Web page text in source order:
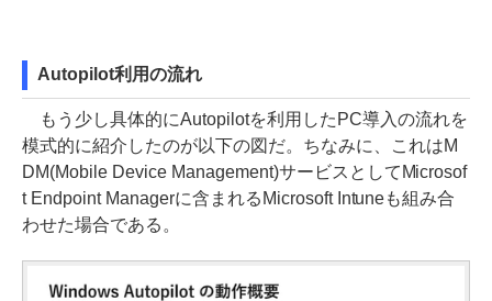
Autopilot利用の流れ
もう少し具体的にAutopilotを利用したPC導入の流れを
模式的に紹介したのが以下の図だ。ちなみに、これはM
DM(Mobile Device Management)サービスとしてMicrosof
t Endpoint Managerに含まれるMicrosoft Intuneも組み合
わせた場合である。